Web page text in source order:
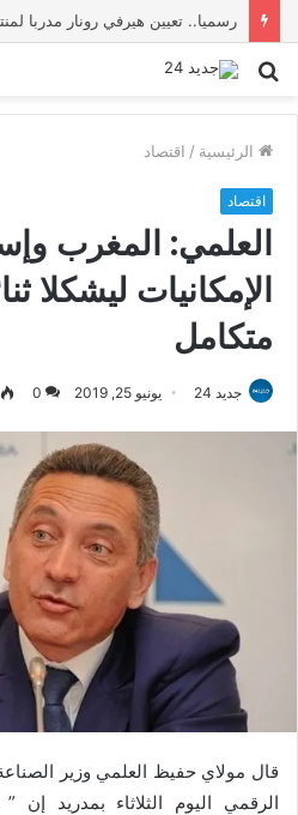
رسميا.. تعيين هيرفي رونار مدربا
بحث
الرئيسية / اقتصاد
اقتصاد
العلمي: المغرب
الإمكانيات ليشكلا
متكامل
جديد 24 يونيو 25, 2019 0
قال مولاي حفيظ العلمي وزير الصناعة
الرقمي اليوم الثلاثاء بمدريد إن